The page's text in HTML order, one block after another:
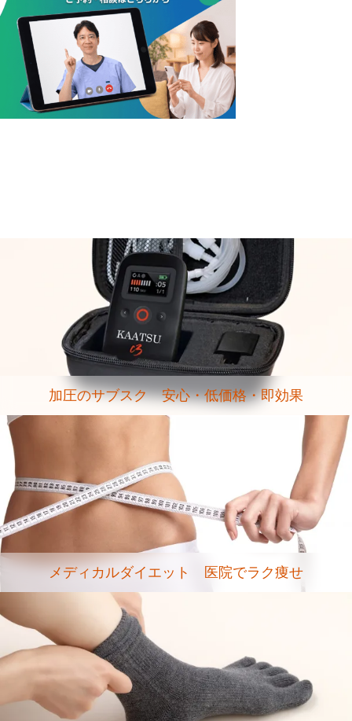
加圧のサブスク 安心・低価格・即効果
メディカルダイエット 医院でラク痩せ